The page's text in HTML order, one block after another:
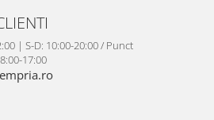
| S-D: 10:00-20:00 / Punct
17:00